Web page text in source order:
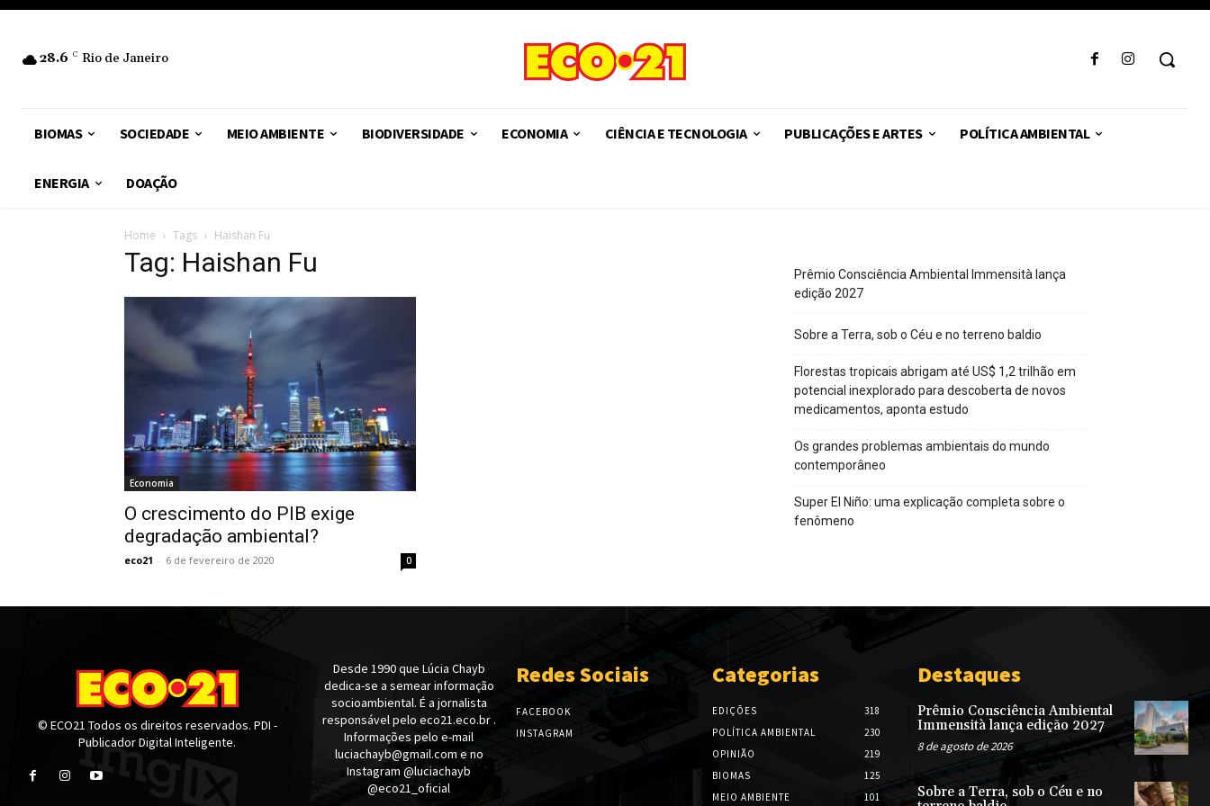
28.6 C Rio de Janeiro
BIOMAS SOCIEDADE MEIO AMBIENTE BIODIVERSIDADE ECONOMIA CIÊNCIA E TECNOLOGIA PUBLICAÇÕES E ARTES POLÍTICA AMBIENTAL
ENERGIA DOAÇÃO
Home Tags Haishan Fu
Tag: Haishan Fu
Economia
O crescimento do PIB exige
degradação ambiental?
eco21 - 6 de fevereiro de 2020 0
Prêmio Consciência Ambiental Immensità lança
edição 2027
Sobre a Terra, sob o Céu e no terreno baldio
Florestas tropicais abrigam até US$ 1,2 trilhão em
potencial inexplorado para descoberta de novos
medicamentos, aponta estudo
Os grandes problemas ambientais do mundo
contemporâneo
Super El Niño: uma explicação completa sobre o
fenômeno
© ECO21 Todos os direitos reservados. PDI -
Publicador Digital Inteligente.
Desde 1990 que Lúcia Chayb
dedica-se a semear informação
socioambiental. É a jornalista
responsável pelo eco21.eco.br .
Informações pelo e-mail
luciachayb@gmail.com e no
Instagram @luciachayb
@eco21_oficial
Redes Sociais
FACEBOOK
INSTAGRAM
Categorias
EDIÇÕES
318
POLÍTICA AMBIENTAL
230
OPINIÃO
219
BIOMAS
125
MEIO AMBIENTE
101
Destaques
Prêmio Consciência Ambiental
Immensità lança edição 2027
8 de agosto de 2026
Sobre a Terra, sob o Céu e no